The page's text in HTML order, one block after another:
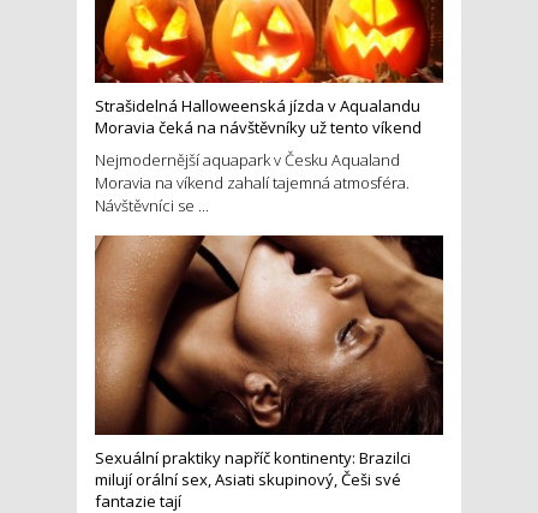
Strašidelná Halloweenská jízda v Aqualandu
Moravia čeká na návštěvníky už tento víkend
Nejmodernější aquapark v Česku Aqualand
Moravia na víkend zahalí tajemná atmosféra.
Návštěvníci se ...
Sexuální praktiky napříč kontinenty: Brazilci
milují orální sex, Asiati skupinový, Češi své
fantazie tají